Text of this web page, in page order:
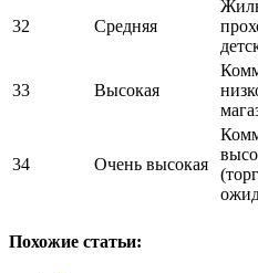
32 Средняя
33 Высокая
34 Очень высокая
Похожие статьи: